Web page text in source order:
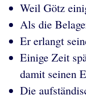
Weil Götz
Als die
Er erlangt
Einige Zeit
damit seinen
Die